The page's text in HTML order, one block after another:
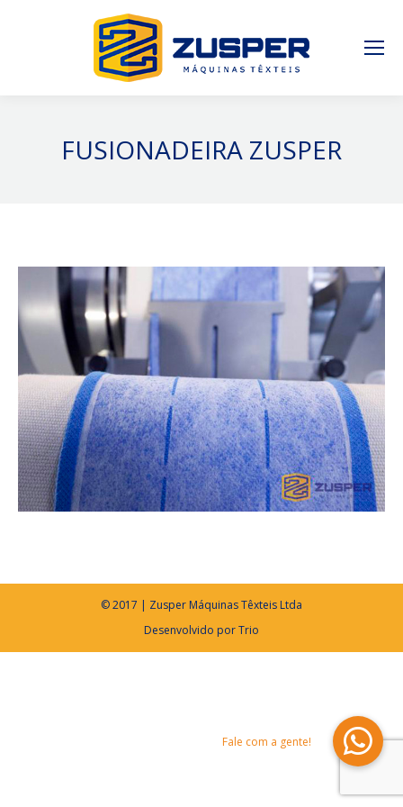
FUSIONADEIRA ZUSPER
© 2017 | Zusper Máquinas Têxteis Ltda
Desenvolvido porTrio